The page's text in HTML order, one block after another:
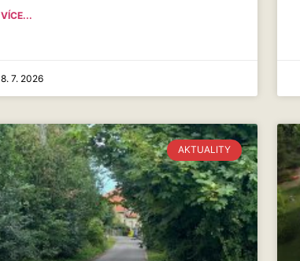
VÍCE...
8. 7. 2026
AKTUALITY